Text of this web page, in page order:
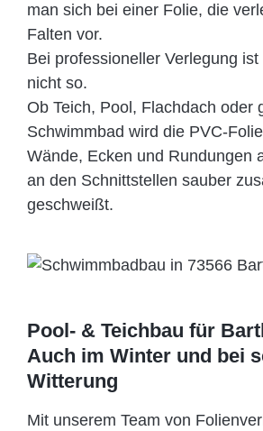
man sich bei einer Folie, die
Falten vor.
Bei professioneller Verlegung
nicht so.
Ob Teich, Pool, Flachdach oder
Schwimmbad wird die PVC-
Wände, Ecken und Rundungen
an den Schnittstellen sauber
geschweißt.
Pool- & Teichbau für
Auch im Winter und bei
Witterung
Mit unserem Team von